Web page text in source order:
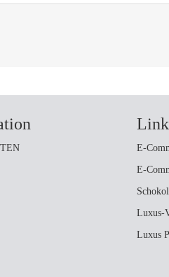
E-
E-
Luxus-
Luxus